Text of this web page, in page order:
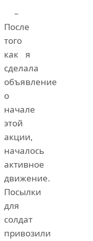
–
После
того
как я
сделала
объявление
о
начале
этой
акции,
началось
активное
движение.
Посылки
для
солдат
привозили